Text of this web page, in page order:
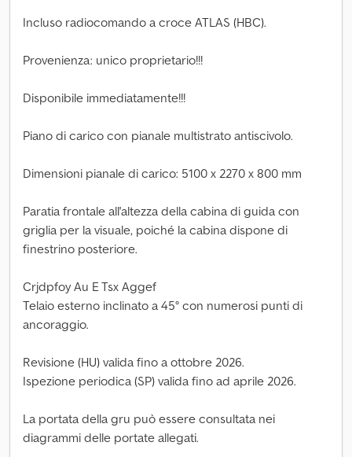
Incluso radiocomando a croce ATLAS (HBC).
Provenienza: unico proprietario!!!
Disponibile immediatamente!!!
Piano di carico con pianale multistrato antiscivolo.
Dimensioni pianale di carico: 5100 x 2270 x 800 mm
Paratia frontale all'altezza della cabina di guida con
griglia per la visuale, poiché la cabina dispone di
finestrino posteriore.
Crjdpfoy Au E Tsx Aggef
Telaio esterno inclinato a 45° con numerosi punti di
ancoraggio.
Revisione (HU) valida fino a ottobre 2026.
Ispezione periodica (SP) valida fino ad aprile 2026.
La portata della gru può essere consultata nei
diagrammi delle portate allegati.